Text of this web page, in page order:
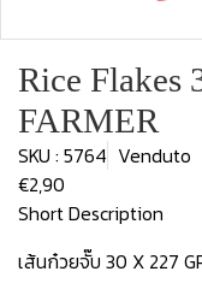
Rice Flakes
FARMER
SKU : 5764 Venduto
€2,90
Short Description
เส้นก๋วยจั๊บ 30 X 227